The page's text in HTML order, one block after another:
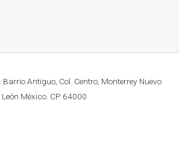
Antiguo, Col. Centro, Monterrey Nuevo
León México. CP. 64000